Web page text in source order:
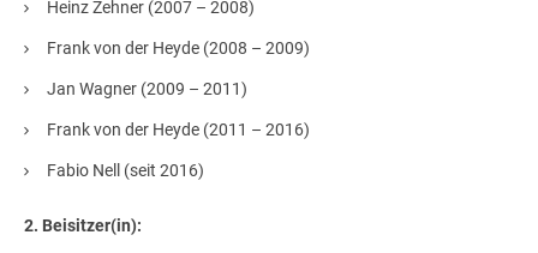
Heinz Zehner (2007 – 2008)
Frank von der Heyde (2008 – 2009)
Jan Wagner (2009 – 2011)
Frank von der Heyde (2011 – 2016)
Fabio Nell (seit 2016)
2. Beisitzer(in):